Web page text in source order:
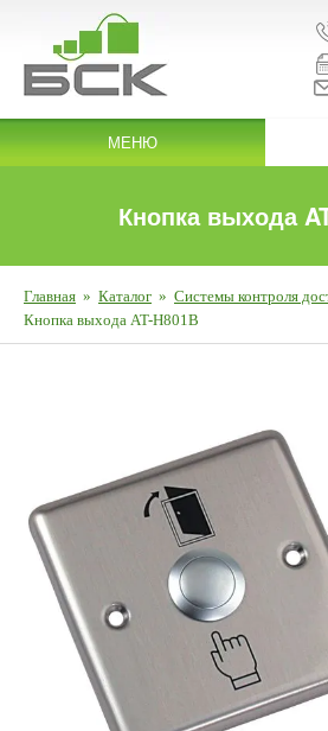
МЕНЮ
Кнопка выхода
Главная » Каталог » Системы контроля
Кнопка выхода AT-H801B